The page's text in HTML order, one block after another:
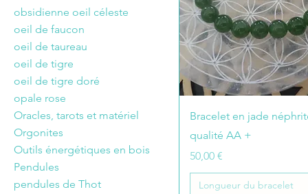
obsidienne oeil céleste
oeil de faucon
oeil de taureau
oeil de tigre
oeil de tigre doré
opale rose
Oracles, tarots et matériel
Orgonites
Outils énergétiques en bois
Pendules
pendules de Thot
Bracelet en jade
qualité AA +
Prix
50,00 €
Longueur du bracelet